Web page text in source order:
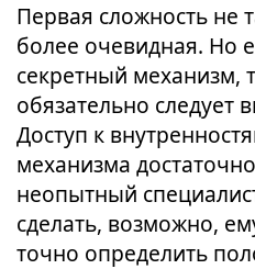
Первая сложность не
более очевидная. Но
секретный механизм,
обязательно следует
Доступ к
механизма
неопытный
сделать, возможно,
точно определить